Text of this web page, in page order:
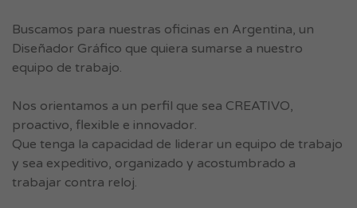
Buscamos para nuestras oficinas en Argentina, un
Diseñador Gráfico que quiera sumarse a nuestro
equipo de trabajo.
Nos orientamos a un perfil que sea CREATIVO,
proactivo, flexible e innovador.
Que tenga la capacidad de liderar un equipo de trabajo
y sea expeditivo, organizado y acostumbrado a
trabajar contra reloj.